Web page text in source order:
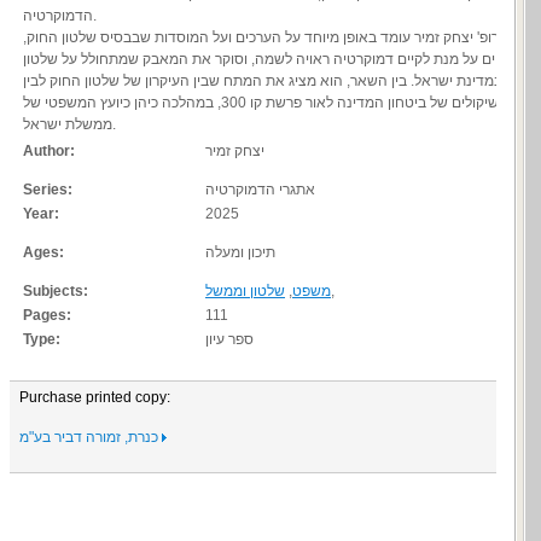
הדמוקרטיה.
פרופ' יצחק זמיר עומד באופן מיוחד על הערכים ועל המוסדות שבבסיס שלטון החוק,
על מנת לקיים דמוקרטיה ראויה לשמה, וסוקר את המאבק שמתחולל על שלטון
החוק במדינת ישראל. בין השאר, הוא מציג את המתח שבין העיקרון של שלטון החוק לבין
שיקולים של ביטחון המדינה לאור פרשת קו 300, במהלכה כיהן כיועץ המשפטי של
ממשלת ישראל.
Author:
יצחק זמיר
Series:
אתגרי הדמוקרטיה
Year:
2025
Ages: תיכון ומעלה
Subjects: משפט, שלטון וממשל
,
Pages:
111
Type:
ספר עיון
Purchase printed copy: